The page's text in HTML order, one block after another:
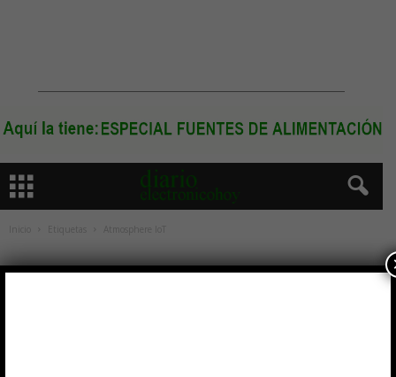
Atmosphere IoT